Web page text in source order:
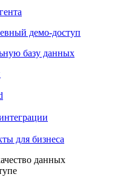
демо-доступ
базу данных
для бизнеса
данных